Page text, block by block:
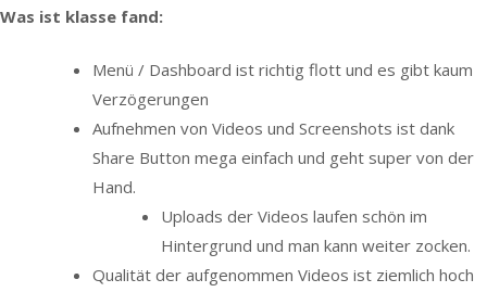
Was ist klasse fand:
Menü / Dashboard ist richtig flott und es gibt kaum
Verzögerungen
Aufnehmen von Videos und Screenshots ist dank
Share Button mega einfach und geht super von der
Hand.
Uploads der Videos laufen schön im
Hintergrund und man kann weiter zocken.
Qualität der aufgenommen Videos ist ziemlich hoch